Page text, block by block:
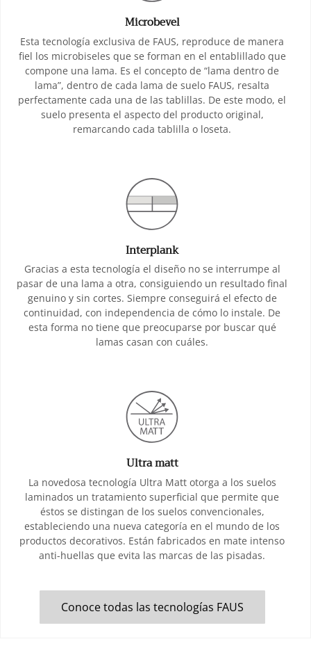
Microbevel
Esta tecnología exclusiva de FAUS, reproduce de manera
fiel los microbiseles que se forman en el entablillado que
compone una lama. Es el concepto de “lama dentro de
lama”, dentro de cada lama de suelo FAUS, resalta
perfectamente cada una de las tablillas. De este modo, el
suelo presenta el aspecto del producto original,
remarcando cada tablilla o loseta.
Interplank
Gracias a esta tecnología el diseño no se interrumpe al
pasar de una lama a otra, consiguiendo un resultado final
genuino y sin cortes. Siempre conseguirá el efecto de
continuidad, con independencia de cómo lo instale. De
esta forma no tiene que preocuparse por buscar qué
lamas casan con cuáles.
Ultra matt
La novedosa tecnología Ultra Matt otorga a los suelos
laminados un tratamiento superficial que permite que
éstos se distingan de los suelos convencionales,
estableciendo una nueva categoría en el mundo de los
productos decorativos. Están fabricados en mate intenso
anti-huellas que evita las marcas de las pisadas.
Conoce todas las tecnologías FAUS